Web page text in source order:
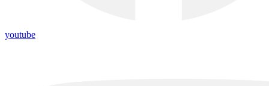
youtube